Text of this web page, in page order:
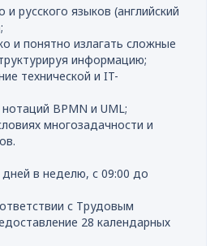
и русского языков (английский
и понятно излагать сложные
информацию;
технической и IT-
BPMN и UML;
многозадачности и
в неделю, с 09:00 до
с Трудовым
28 календарных